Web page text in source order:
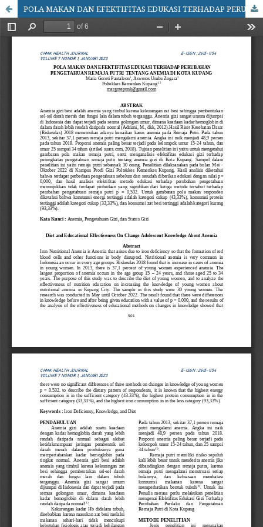
POLA MAKAN DAN EFEKTIFITAS EDUKASI TERHADAP PERUBAHAN PENGETAHUAN REMAJA PUTRI TENTANG ANEMIA DI KOTA KUPANG